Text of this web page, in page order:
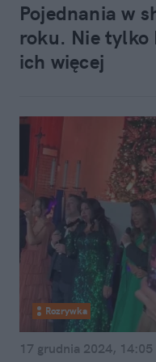
Pojednania w
roku. Nie tylko
ich więcej
Rozrywka
17 grudnia 2024, 14:05